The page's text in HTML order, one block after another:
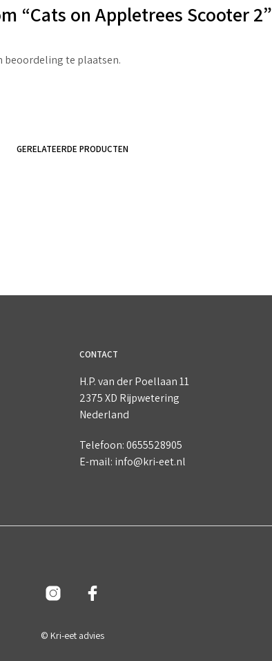
“Cats on Appletrees Scooter 2”
beoordeling te plaatsen.
GERELATEERDE PRODUCTEN
CONTACT
H.P. van der Poellaan 11
2375 XD Rijpwetering
Nederland
Telefoon: 0655528905
E-mail: info@kri-eet.nl
© Kri-eet advies